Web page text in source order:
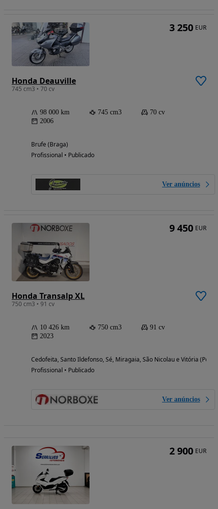
Honda Deauville
745 cm3 • 70 cv
98 000 km 745 cm3
70 cv
2006
Brufe (Braga)
Profissional • Publicado
Ver anúncios
3 250 EUR
Honda Transalp XL
750 cm3 • 91 cv
10 426 km 750 cm3
91 cv
2023
Cedofeita, Santo Ildefonso, Sé, Miragaia, São Nicolau e Vitória (Porto)
Profissional • Publicado
Ver anúncios
9 450 EUR
2 900 EUR